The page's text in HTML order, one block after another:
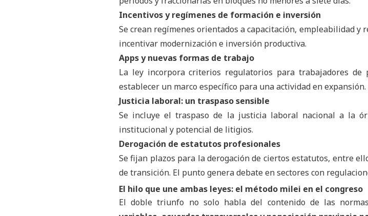
Incentivos y regímenes de formación e inversión
Se crean regímenes orientados a capacitación, empleabilidad y
incentivar modernización e inversión productiva.
Apps y nuevas formas de trabajo
La ley incorpora criterios regulatorios para trabajadores de
establecer un marco específico para una actividad en expansión.
Justicia laboral: un traspaso sensible
Se incluye el traspaso de la justicia laboral nacional a la
institucional y potencial de litigios.
Derogación de estatutos profesionales
Se fijan plazos para la derogación de ciertos estatutos, entre
de transición. El punto genera debate en sectores con
El hilo que une ambas leyes: el método milei en el congreso
El doble triunfo no solo habla del contenido de las